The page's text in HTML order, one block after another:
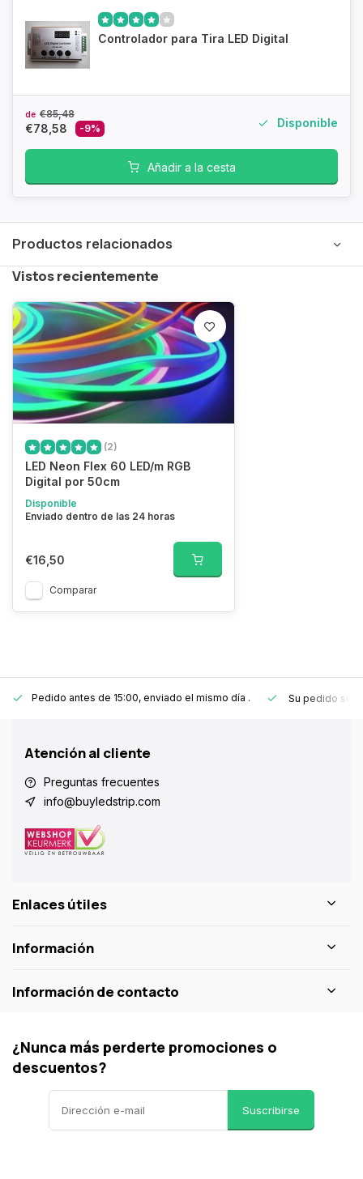
Controlador para Tira LED Digital
de €85,48
€78,58 -9% Disponible
Añadir a la cesta
Productos relacionados
Vistos recientemente
(2)
LED Neon Flex 60 LED/m RGB
Digital por 50cm
Disponible
Enviado dentro de las 24 horas
€16,50
Comparar
Pedido antes de 15:00, enviado el mismo día . Su pedido
Atención al cliente
Preguntas frecuentes
info@buyledstrip.com
Enlaces útiles
Información
Información de contacto
¿Nunca más perderte promociones o
descuentos?
Suscribirse